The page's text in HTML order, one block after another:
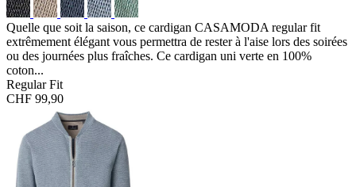
Quelle que soit la saison, ce cardigan CASAMODA regular fit
extrêmement élégant vous permettra de rester à l'aise lors des soirées
ou des journées plus fraîches. Ce cardigan uni verte en 100%
coton...
Regular Fit
CHF 99,90